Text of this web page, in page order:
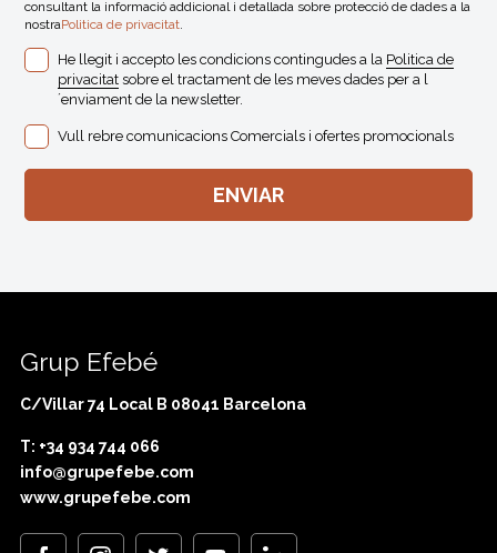
consultant la informació addicional i detallada sobre protecció de dades a la
nostraPolitica de privacitat.
He llegit i accepto les condicions contingudes a la Politica de
privacitat sobre el tractament de les meves dades per a l
´enviament de la newsletter.
Vull rebre comunicacions Comercials i ofertes promocionals
Grup Efebé
C/Villar 74 Local B 08041 Barcelona
T: +34 934 744 066
info@grupefebe.com
www.grupefebe.com